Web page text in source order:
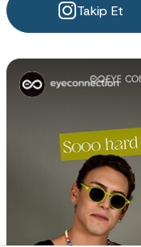
Takip Et